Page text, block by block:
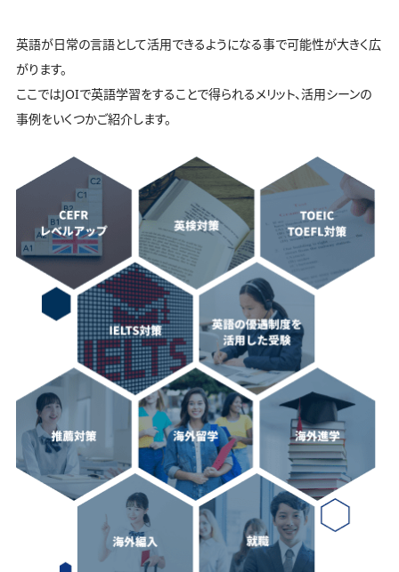
英語が日常の言語として活用できるようになる事で可能性が大きく広
がります。
ここではJOIで英語学習をすることで得られるメリット、活用シーンの
事例をいくつかご紹介します。